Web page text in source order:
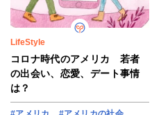
LifeStyle
コロナ時代のアメリカ 若者
の出会い、恋愛、デート事情
は？